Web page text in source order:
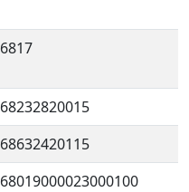
6817
68232820015
68632420115
68019000023000100